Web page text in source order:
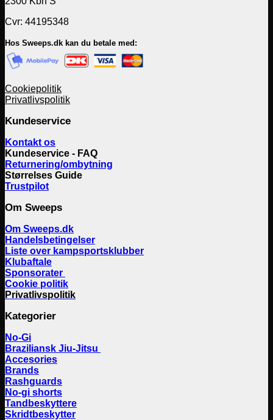
Cvr: 44195348
Hos Sweeps.dk kan du betale med:
Cookiepolitik
Privatlivspolitik
Kundeservice
Kontakt os
Kundeservice - FAQ
Returnering/ombytning
Størrelses Guide
Trustpilot
Om Sweeps
Om Sweeps.dk
Handelsbetingelser
Liste over kampsportsklubber
Klubaftale
Sponsorater
Cookie politik
Privatlivspolitik
Kategorier
No-Gi
Braziliansk Jiu-Jitsu
Accesories
Brands
Rashguards
No-gi shorts
Tandbeskyttere
Skridtbeskytter